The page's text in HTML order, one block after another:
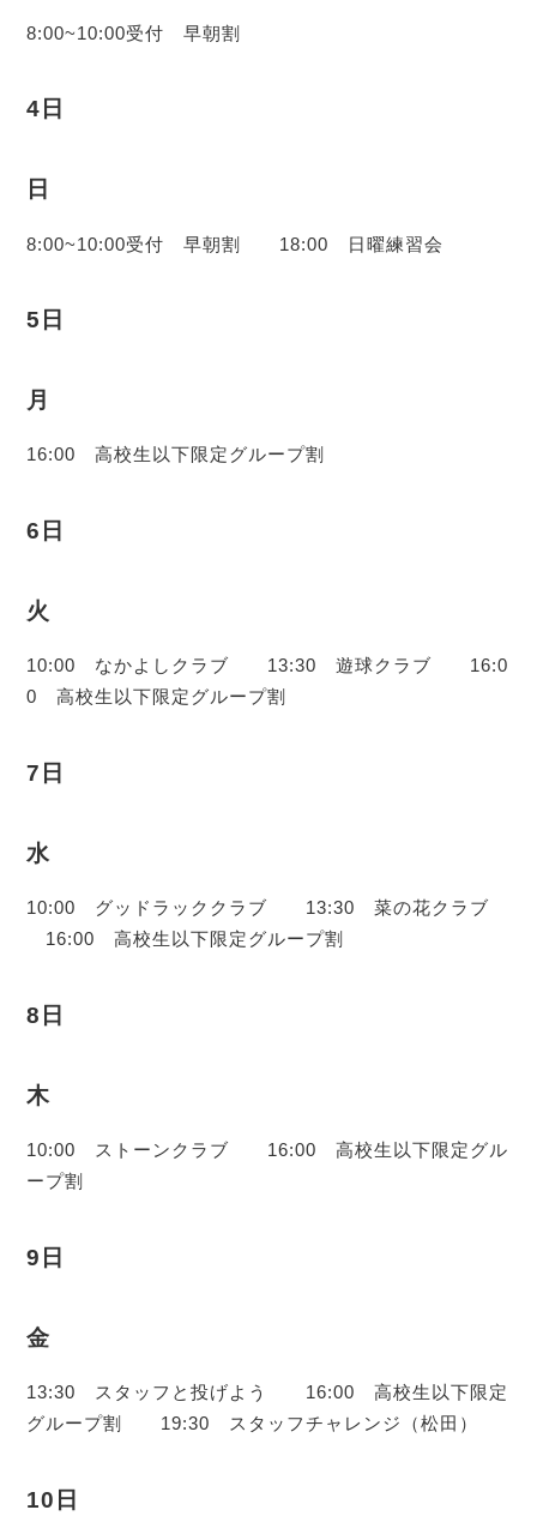
8:00~10:00受付 早朝割
4日
日
8:00~10:00受付 早朝割 18:00 日曜練習会
5日
月
16:00 高校生以下限定グループ割
6日
火
10:00 なかよしクラブ 13:30 遊球クラブ 16:0
0 高校生以下限定グループ割
7日
水
10:00 グッドラッククラブ 13:30 菜の花クラブ
16:00 高校生以下限定グループ割
8日
木
10:00 ストーンクラブ 16:00 高校生以下限定グル
ープ割
9日
金
13:30 スタッフと投げよう 16:00 高校生以下限定
グループ割 19:30 スタッフチャレンジ（松田）
10日